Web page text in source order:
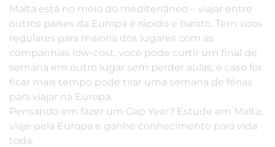
Malta está no meio do mediterrâneo – viajar entre
outros países da Europa é rápido e barato. Tem voos
regulares para maioria dos lugares com as
companhias low-cost, você pode curtir um final de
semana em outro lugar sem perder aulas, e caso for
ficar mais tempo pode tirar uma semana de férias
para viajar na Europa.
Pensando em fazer um Gap Year? Estude em Malta,
viaje pela Europa e ganhe conhecimento para vida
toda.